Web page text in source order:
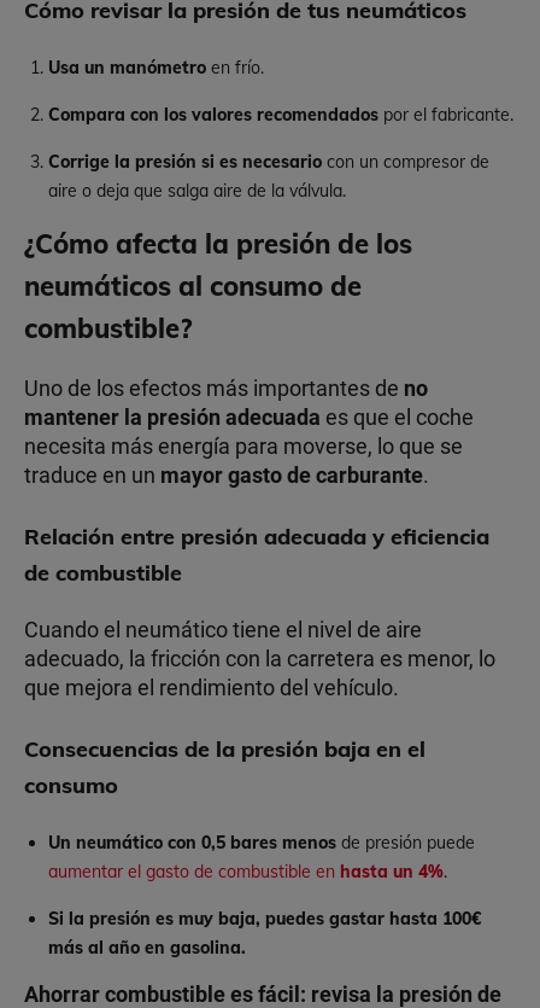
Cómo revisar la presión de tus neumáticos
Usa un manómetro en frío.
Compara con los valores recomendados por el fabricante.
Corrige la presión si es necesario con un compresor de
aire o deja que salga aire de la válvula.
¿Cómo afecta la presión de los
neumáticos al consumo de
combustible?
Uno de los efectos más importantes de no
mantener la presión adecuada es que el coche
necesita más energía para moverse, lo que se
traduce en un mayor gasto de carburante.
Relación entre presión adecuada y eficiencia
de combustible
Cuando el neumático tiene el nivel de aire
adecuado, la fricción con la carretera es menor, lo
que mejora el rendimiento del vehículo.
Consecuencias de la presión baja en el
consumo
Un neumático con 0,5 bares menos de presión puede
aumentar el gasto de combustible en hasta un 4%.
Si la presión es muy baja, puedes gastar hasta 100€
más al año en gasolina.
Ahorrar combustible es fácil: revisa la presión de